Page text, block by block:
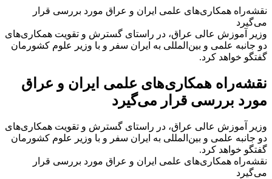
نقشه‌راه همکاری‌های علمی ایران و عراق مورد بررسی قرار
می‌گیرد
وزیر آموزش عالی عراق، در راستای گسترش و تقویت همکاری‌های
دو جانبه علمی و بین‌المللی به ایران سفر و با وزیر علوم کشورمان
گفتگو خواهد کرد.
نقشه‌راه همکاری‌های علمی ایران و عراق
مورد بررسی قرار می‌گیرد
وزیر آموزش عالی عراق، در راستای گسترش و تقویت همکاری‌های
دو جانبه علمی و بین‌المللی به ایران سفر و با وزیر علوم کشورمان
گفتگو خواهد کرد.
نقشه‌راه همکاری‌های علمی ایران و عراق مورد بررسی قرار
می‌گیرد